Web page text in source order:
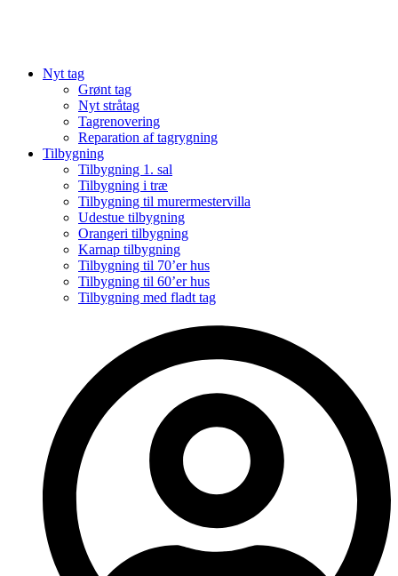
Nyt tag
Grønt tag
Nyt stråtag
Tagrenovering
Reparation af tagrygning
Tilbygning
Tilbygning 1. sal
Tilbygning i træ
Tilbygning til murermestervilla
Udestue tilbygning
Orangeri tilbygning
Karnap tilbygning
Tilbygning til 70’er hus
Tilbygning til 60’er hus
Tilbygning med fladt tag